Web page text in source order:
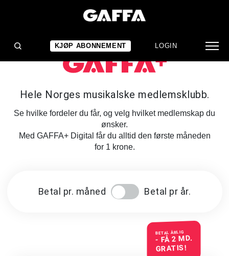
KJØP ABONNEMENT LOGIN
Hele Norges musikalske medlemsklubb.
Se hvilke fordeler du får, og velg hvilket medlemskap du
ønsker.
Med GAFFA+ Digital får du alltid den første måneden
for 1 krone.
Betal pr. måned Betal pr år.
BETAL ÅRLIG
- FÅ 2 MD.
GRATIS!